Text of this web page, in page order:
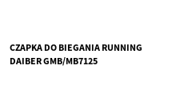
CZAPKA DO BIEGANIA RUNNING
DAIBER GMB/MB7125